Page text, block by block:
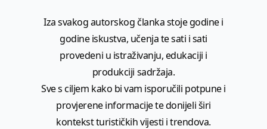
Iza svakog autorskog članka stoje godine i
godine iskustva, učenja te sati i sati
provedeni u istraživanju, edukaciji i
produkciji sadržaja.
Sve s ciljem kako bi vam isporučili potpune i
provjerene informacije te donijeli širi
kontekst turističkih vijesti i trendova.